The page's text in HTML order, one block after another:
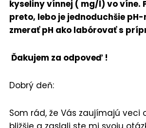
kyseliny vínnej ( mg/l) vo víne.
preto, lebo je jednoduchšie
zmerať pH ako labórovať s
Ďakujem za odpoveď !
Dobrý deň:
Som rád, že Vás zaujímajú veci